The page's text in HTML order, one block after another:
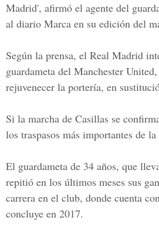
Madrid', afirmó el agente del
al diario Marca en su edición del
Según la prensa, el Real Madrid
guardameta del Manchester
rejuvenecer la portería, en
Si la marcha de Casillas se
los traspasos más importantes de
El guardameta de 34 años, que
repitió en los últimos meses sus
carrera en el club, donde cuenta
concluye en 2017.